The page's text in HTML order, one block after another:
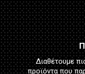
Διαθέτουμε
προϊόντα που